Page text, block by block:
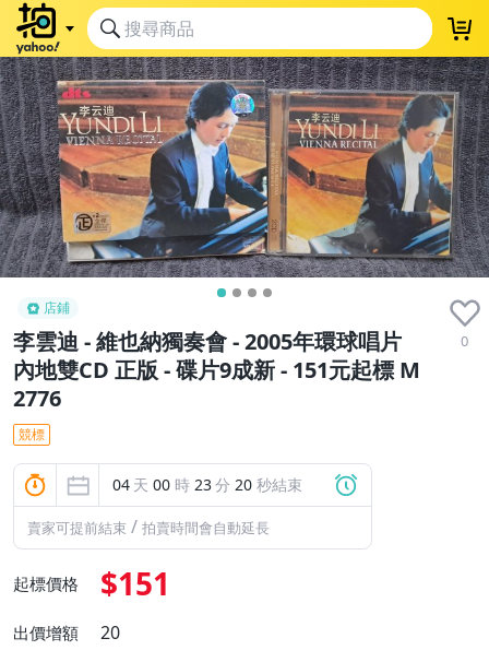
店鋪
李雲迪 - 維也納獨奏會 - 2005年環球唱片
內地雙CD 正版 - 碟片9成新 - 151元起標 M
2776
0
競標
04 天 00 時 23分 19 秒結束
賣家可提前結束 / 拍賣時間會自動延長
起標價格 $151
出價增額 20